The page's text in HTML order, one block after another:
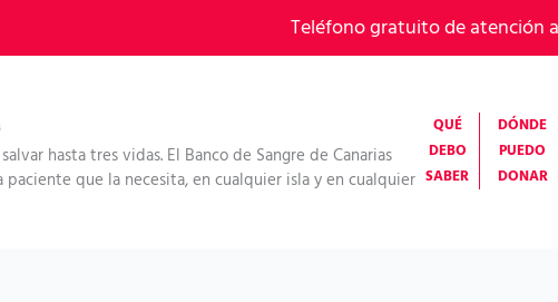
Teléfono gratuito de atención
hasta tres vidas. El Banco de Sangre de Canarias
que la necesita, en cualquier isla y en cualquier
QUÉ
DEBO
SABER
DÓNDE
PUEDO
DONAR